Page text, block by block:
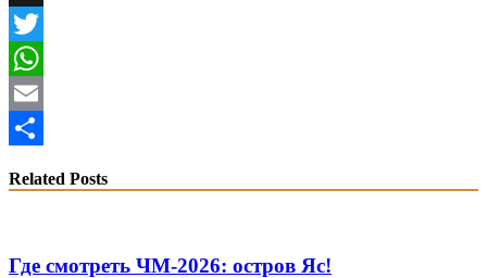
X
Twitter
WhatsApp
Email
Related Posts
Где смотреть ЧМ-2026: остров Яс!